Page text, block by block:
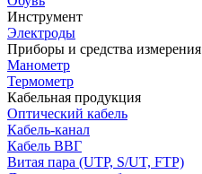
Инструмент
Электроды
Приборы и средства измерения
Манометр
Термометр
Кабельная продукция
Оптический кабель
Кабель-канал
Кабель ВВГ
Витая пара (UTP, S/UT, FTP)